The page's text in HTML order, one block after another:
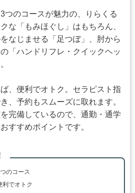
つのコースが魅力の、りらくる
な「もみほぐし」はもちろん、
なじませる「足つぼ」、肘から
「ハンドリフレ・クイックヘッ
、便利でオトク。セラピスト指
、予約もスムーズに取れます。
完備しているので、通勤・通学
すすめポイントです。
のコース
利でオトク